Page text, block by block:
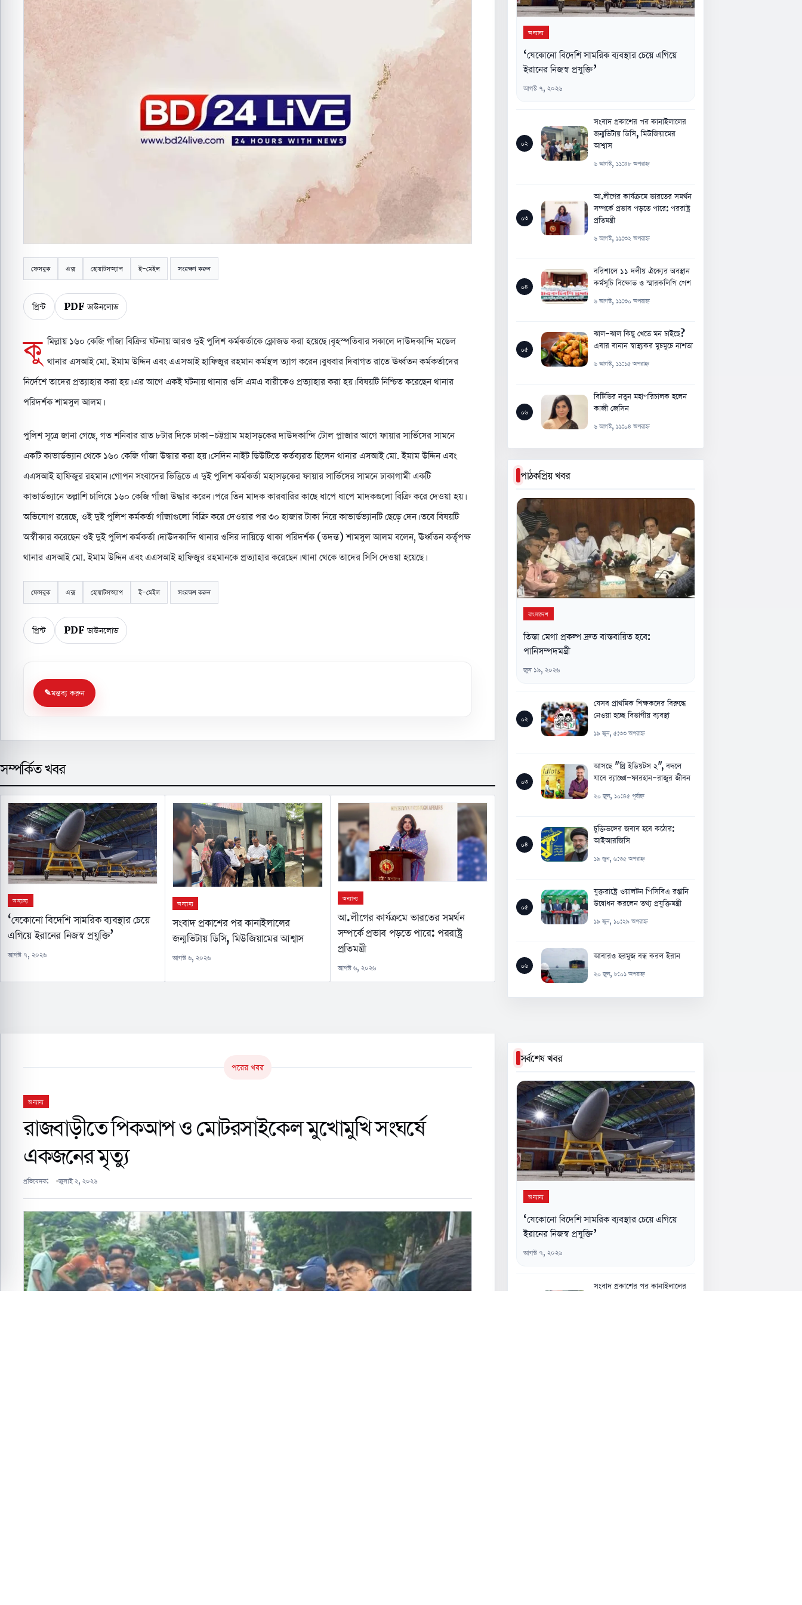
ফেসবুক এক্স হোয়াটসঅ্যাপ ই-মেইল সংরক্ষণ করুন
প্রিন্ট PDF ডাউনলোড
কু মিল্লায় ১৬০ কেজি গাঁজা বিক্রির ঘটনায় আরও দুই পুলিশ কর্মকর্তাকে ক্লোজড করা হয়েছে। বৃহস্পতিবার সকালে দাউদকান্দি মডেল
থানার এসআই মো. ইমাম উদ্দিন এবং এএসআই হাফিজুর রহমান কর্মস্থল ত্যাগ করেন। বুধবার দিবাগত রাতে ঊর্ধ্বতন কর্মকর্তাদের
নির্দেশে তাদের প্রত্যাহার করা হয়। এর আগে একই ঘটনায় থানার ওসি এমএ বারীকেও প্রত্যাহার করা হয়। বিষয়টি নিশ্চিত করেছেন থানার
পরিদর্শক শামসুল আলম।
পুলিশ সূত্রে জানা গেছে, গত শনিবার রাত ৮টার দিকে ঢাকা-চট্টগ্রাম মহাসড়কের দাউদকান্দি টোল প্লাজার আগে ফায়ার সার্ভিসের সামনে
একটি কাভার্ডভ্যান থেকে ১৬০ কেজি গাঁজা উদ্ধার করা হয়। সেদিন নাইট ডিউটিতে কর্তব্যরত ছিলেন থানার এসআই মো. ইমাম উদ্দিন এবং
এএসআই হাফিজুর রহমান। গোপন সংবাদের ভিত্তিতে এ দুই পুলিশ কর্মকর্তা মহাসড়কের ফায়ার সার্ভিসের সামনে ঢাকাগামী একটি
কাভার্ডভ্যানে তল্লাশি চালিয়ে ১৬০ কেজি গাঁজা উদ্ধার করেন। পরে তিন মাদক কারবারির কাছে ধাপে ধাপে মাদকগুলো বিক্রি করে দেওয়া হয়।
অভিযোগ রয়েছে, ওই দুই পুলিশ কর্মকর্তা গাঁজাগুলো বিক্রি করে দেওয়ার পর ৩০ হাজার টাকা নিয়ে কাভার্ডভ্যানটি ছেড়ে দেন। তবে বিষয়টি
অস্বীকার করেছেন ওই দুই পুলিশ কর্মকর্তা। দাউদকান্দি থানার ওসির দায়িত্বে থাকা পরিদর্শক (তদন্ত) শামসুল আলম বলেন, ঊর্ধ্বতন কর্তৃপক্ষ
থানার এসআই মো. ইমাম উদ্দিন এবং এএসআই হাফিজুর রহমানকে প্রত্যাহার করেছেন। থানা থেকে তাদের সিসি দেওয়া হয়েছে।
ফেসবুক এক্স হোয়াটসঅ্যাপ ই-মেইল সংরক্ষণ করুন
প্রিন্ট PDF ডাউনলোড
মন্তব্য করুন
সম্পর্কিত খবর
অন্যান্য
‘যেকোনো বিদেশি সামরিক ব্যবস্থার চেয়ে
এগিয়ে ইরানের নিজস্ব প্রযুক্তি’
আগস্ট ৭, ২০২৬
অন্যান্য
সংবাদ প্রকাশের পর কানাইলালের
জন্মভিটায় ডিসি, মিউজিয়ামের আশ্বাস
আগস্ট ৬, ২০২৬
অন্যান্য
আ.লীগের কার্যক্রমে ভারতের সমর্থন
সম্পর্কে প্রভাব পড়তে পারে: পররাষ্ট্র
প্রতিমন্ত্রী
আগস্ট ৬, ২০২৬
অন্যান্য
‘যেকোনো বিদেশি সামরিক ব্যবস্থার চেয়ে এগিয়ে
ইরানের নিজস্ব প্রযুক্তি’
আগস্ট ৭, ২০২৬
০২
সংবাদ প্রকাশের পর কানাইলালের
জন্মভিটায় ডিসি, মিউজিয়ামের
আশ্বাস
৬ আগস্ট, ১১:৪৮ অপরাহ্ন
০৩
আ.লীগের কার্যক্রমে ভারতের সমর্থন
সম্পর্কে প্রভাব পড়তে পারে: পররাষ্ট্র
প্রতিমন্ত্রী
৬ আগস্ট, ১১:৩২ অপরাহ্ন
০৪
বরিশালে ১১ দলীয় ঐক্যের অবস্থান
কর্মসূচি বিক্ষোভ ও স্মারকলিপি পেশ
৬ আগস্ট, ১১:৩০ অপরাহ্ন
০৫
ঝাল-ঝাল কিছু খেতে মন চাইছে?
এবার বানান স্বাস্থ্যকর মুচমুচে নাশতা
৬ আগস্ট, ১১:১৫ অপরাহ্ন
০৬
বিটিভির নতুন মহাপরিচালক হলেন
কাজী জেসিন
৬ আগস্ট, ১১:০৪ অপরাহ্ন
পাঠকপ্রিয় খবর
বাংলাদেশ
তিস্তা মেগা প্রকল্প দ্রুত বাস্তবায়িত হবে:
পানিসম্পদমন্ত্রী
জুন ১৯, ২০২৬
০২
যেসব প্রাথমিক শিক্ষকদের বিরুদ্ধে
নেওয়া হচ্ছে বিভাগীয় ব্যবস্থা
১৯ জুন, ৫:৩৩ অপরাহ্ন
০৩
আসছে "থ্রি ইডিয়টস ২", বদলে
যাবে র‍্যাঞ্চো-ফারহান-রাজুর জীবন
২০ জুন, ১০:৪৫ পূর্বাহ্ন
০৪
চুক্তিভঙ্গের জবাব হবে কঠোর:
আইআরজিসি
১৯ জুন, ৬:৩৫ অপরাহ্ন
০৫
যুক্তরাষ্ট্রে ওয়ালটন পিসিবিএ রপ্তানি
উদ্বোধন করলেন তথ্য প্রযুক্তিমন্ত্রী
১৯ জুন, ১০:২৯ অপরাহ্ন
০৬
আবারও হরমুজ বন্ধ করল ইরান
২০ জুন, ৮:০১ অপরাহ্ন
পরের খবর
অন্যান্য
রাজবাড়ীতে পিকআপ ও মোটরসাইকেল মুখোমুখি সংঘর্ষে
একজনের মৃত্যু
প্রতিবেদক: জুলাই ২, ২০২৬
সর্বশেষ খবর
অন্যান্য
‘যেকোনো বিদেশি সামরিক ব্যবস্থার চেয়ে এগিয়ে
ইরানের নিজস্ব প্রযুক্তি’
আগস্ট ৭, ২০২৬
সংবাদ প্রকাশের পর কানাইলালের